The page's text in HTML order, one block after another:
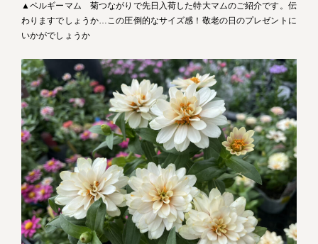
▲ベルギーマム 菊つながりで先日入荷した特大マムのご紹介です。伝
わりますでしょうか…この圧倒的なサイズ感！敬老の日のプレゼントに
いかがでしょうか